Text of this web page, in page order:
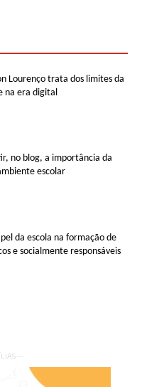
Lourenço trata dos limites da
na era digital
no blog, a importância da
escolar
da escola na formação de
e socialmente responsáveis
—